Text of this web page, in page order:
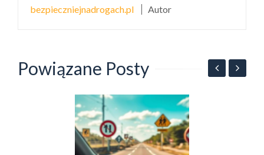
bezpieczniejnadrogach.pl Autor
Powiązane Posty